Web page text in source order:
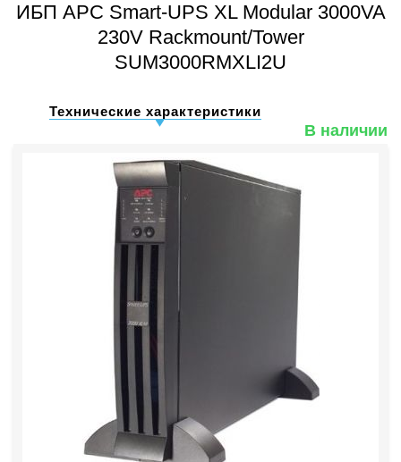
ИБП APC Smart-UPS XL Modular 3000VA
230V Rackmount/Tower
SUM3000RMXLI2U
Технические характеристики
В наличии